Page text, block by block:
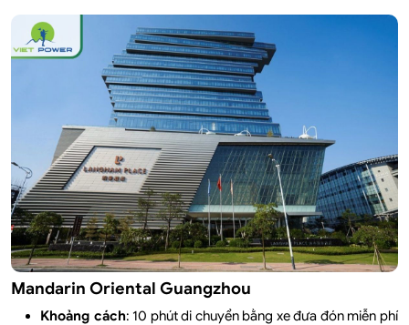
Mandarin Oriental Guangzhou
Khoảng cách: 10 phút di chuyển bằng xe đưa đón miễn phí